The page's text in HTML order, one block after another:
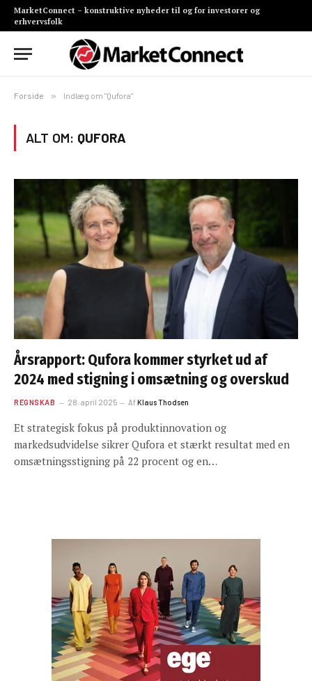
MarketConnect – konstruktive nyheder til og for investorer og
erhvervsfolk
Forside » Indlæg om "Qufora"
ALT OM: QUFORA
Årsrapport: Qufora kommer styrket ud af
2024 med stigning i omsætning og overskud
REGNSKAB 28. april 2025 AfKlaus Thodsen
Et strategisk fokus på produktinnovation og
markedsudvidelse sikrer Qufora et stærkt resultat med en
omsætningsstigning på 22 procent og en…